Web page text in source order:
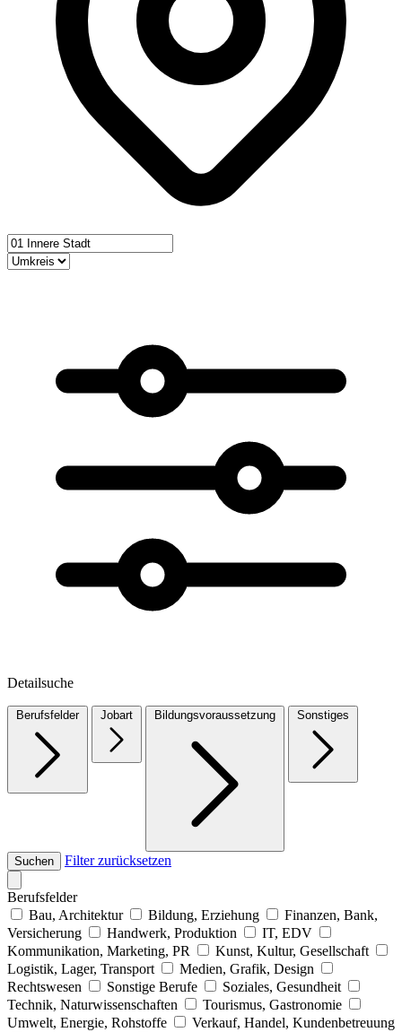
Detailsuche
Berufsfelder Jobart Bildungsvoraussetzung Sonstiges
Suchen Filter zurücksetzen
Berufsfelder
Bau, Architektur
Bildung, Erziehung
Finanzen, Bank,
Versicherung
Handwerk, Produktion
IT, EDV
Kommunikation, Marketing, PR
Kunst, Kultur, Gesellschaft
Logistik, Lager, Transport
Medien, Grafik, Design
Rechtswesen
Sonstige Berufe
Soziales, Gesundheit
Technik, Naturwissenschaften
Tourismus, Gastronomie
Umwelt, Energie, Rohstoffe
Verkauf, Handel, Kundenbetreuung